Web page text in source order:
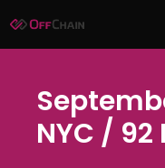
至
NYC / 92